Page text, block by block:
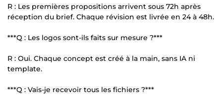
R : Les premières propositions arrivent sous 72h après
réception du brief. Chaque révision est livrée en 24 à 48h.
***Q : Les logos sont-ils faits sur mesure ?***
R : Oui. Chaque concept est créé à la main, sans IA ni
template.
***Q : Vais-je recevoir tous les fichiers ?***